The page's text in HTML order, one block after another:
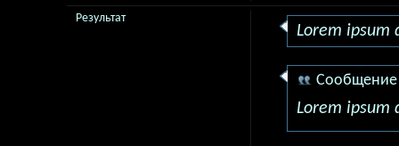
Lorem ipsum
Lorem ipsum
Результат